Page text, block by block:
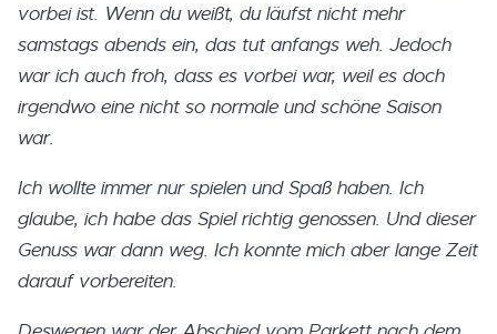
vorbei ist. Wenn du weißt, du läufst nicht mehr
samstags abends ein, das tut anfangs weh. Jedoch
war ich auch froh, dass es vorbei war, weil es doch
irgendwo eine nicht so normale und schöne Saison
war.
Ich wollte immer nur spielen und Spaß haben. Ich
glaube, ich habe das Spiel richtig genossen. Und dieser
Genuss war dann weg. Ich konnte mich aber lange Zeit
darauf vorbereiten.